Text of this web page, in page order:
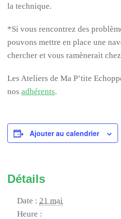
la technique.
*Si vous rencontrez des
pouvons mettre en place une
chercher et vous ramènerait
Les Ateliers de Ma P’tite
nos adhérents.
Ajouter au calendrier
Détails
Date : 21 mai
Heure :